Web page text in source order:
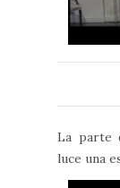
La parte
luce una